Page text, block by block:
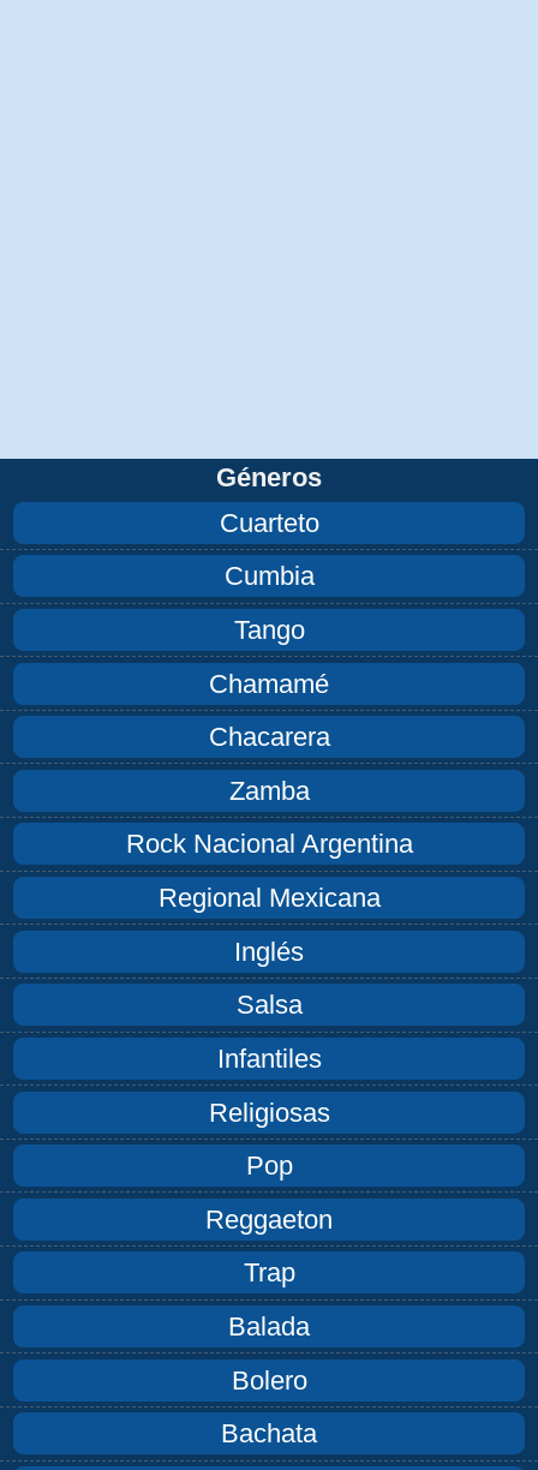
Géneros
Cuarteto
Cumbia
Tango
Chamamé
Chacarera
Zamba
Rock Nacional Argentina
Regional Mexicana
Inglés
Salsa
Infantiles
Religiosas
Pop
Reggaeton
Trap
Balada
Bolero
Bachata